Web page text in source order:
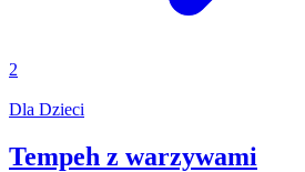
2
Dla Dzieci
Tempeh z warzywami